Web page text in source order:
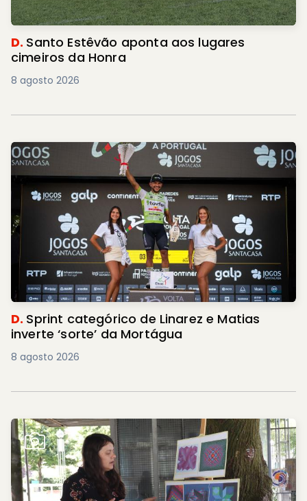
D. Santo Estêvão aponta aos lugares
cimeiros da Honra
8 agosto 2026
D. Sprint categórico de Linarez e Matias
inverte ‘sorte’ da Mortágua
8 agosto 2026